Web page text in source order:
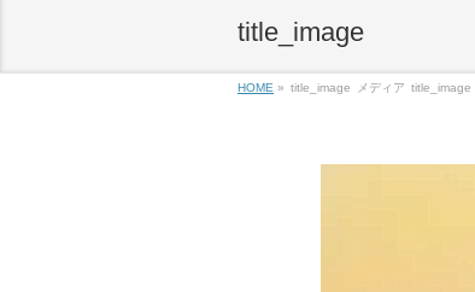
title_image
HOME » title_image メディア title_image